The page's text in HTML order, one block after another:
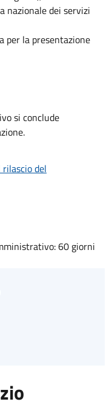
nazionale dei servizi
per la presentazione
si conclude
del
60 giorni